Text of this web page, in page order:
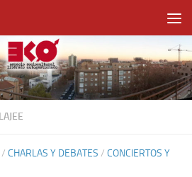
/ CHARLAS Y DEBATES / CONCIERTOS Y